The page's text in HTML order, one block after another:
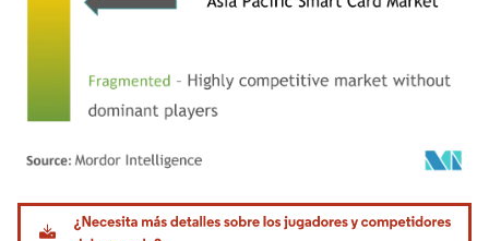
Imagen © Mordor Intelligence. El uso requiere atribución según CC BY 4.0.